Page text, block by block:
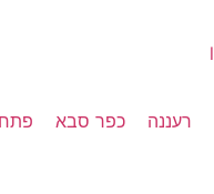
רעננה כפר סבא